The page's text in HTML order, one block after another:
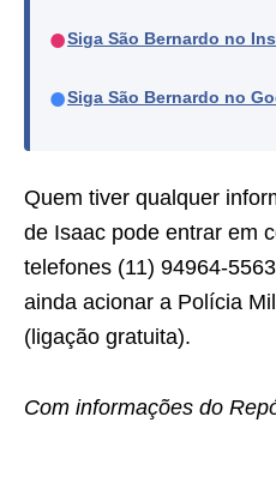
●Siga São Bernardo no
●Siga São Bernardo no
Quem tiver qualquer
de Isaac pode entrar em
telefones (11) 94964-
ainda acionar a Polícia
(ligação gratuita).
Com informações do